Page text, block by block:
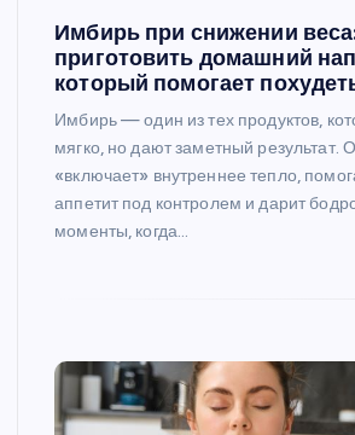
Имбирь при снижении
приготовить домашний
который помогает
Имбирь — один из тех продуктов,
мягко, но дают заметный результат.
«включает» внутреннее тепло,
аппетит под контролем и дарит
моменты, когда…